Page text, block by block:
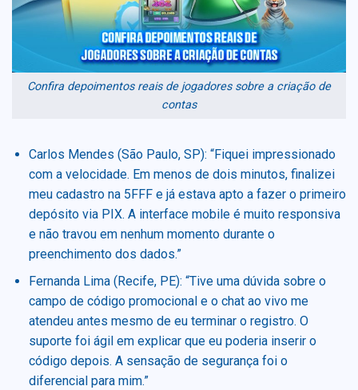
Confira depoimentos reais de jogadores sobre a criação de
contas
Carlos Mendes (São Paulo, SP): “Fiquei impressionado
com a velocidade. Em menos de dois minutos, finalizei
meu cadastro na 5FFF e já estava apto a fazer o primeiro
depósito via PIX. A interface mobile é muito responsiva
e não travou em nenhum momento durante o
preenchimento dos dados.”
Fernanda Lima (Recife, PE): “Tive uma dúvida sobre o
campo de código promocional e o chat ao vivo me
atendeu antes mesmo de eu terminar o registro. O
suporte foi ágil em explicar que eu poderia inserir o
código depois. A sensação de segurança foi o
diferencial para mim.”